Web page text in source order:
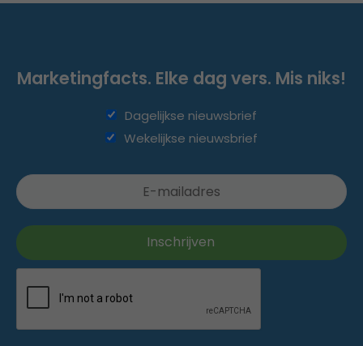
Marketingfacts. Elke dag vers. Mis niks!
Dagelijkse nieuwsbrief
Wekelijkse nieuwsbrief